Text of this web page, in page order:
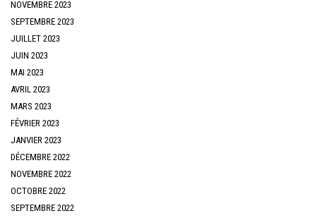
NOVEMBRE 2023
SEPTEMBRE 2023
JUILLET 2023
JUIN 2023
MAI 2023
AVRIL 2023
MARS 2023
FÉVRIER 2023
JANVIER 2023
DÉCEMBRE 2022
NOVEMBRE 2022
OCTOBRE 2022
SEPTEMBRE 2022